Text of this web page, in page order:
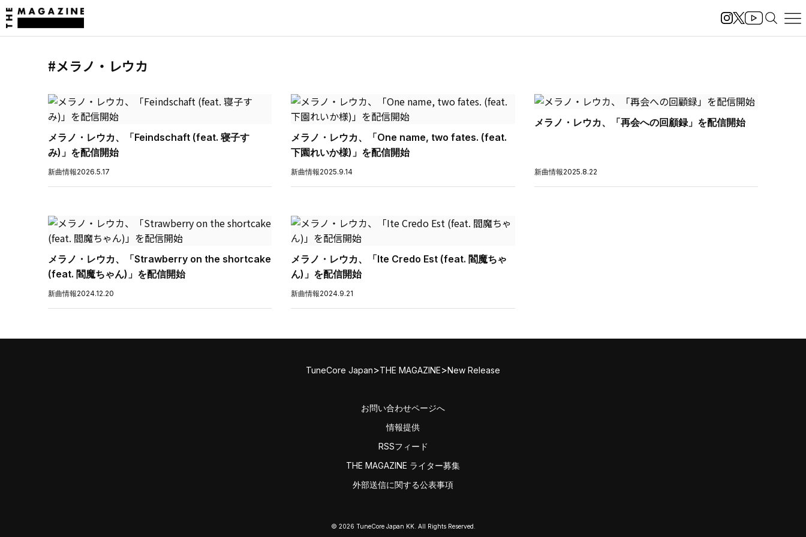
#メラノ・レウカ
メラノ・レウカ、「Feindschaft (feat. 寝子す
み)」を配信開始
新曲情報2026.5.17
メラノ・レウカ、「One name, two fates. (feat.
下園れいか様)」を配信開始
新曲情報2025.9.14
メラノ・レウカ、「再会への回顧録」を配信開始
新曲情報2025.8.22
メラノ・レウカ、「Strawberry on the shortcake
(feat. 閻魔ちゃん)」を配信開始
新曲情報2024.12.20
メラノ・レウカ、「Ite Credo Est (feat. 閻魔ちゃ
ん)」を配信開始
新曲情報2024.9.21
TuneCore Japan>THE MAGAZINE>New Release
お問い合わせページへ
情報提供
RSSフィード
THE MAGAZINE ライター募集
外部送信に関する公表事項
© 2026 TuneCore Japan KK. All Rights Reserved.